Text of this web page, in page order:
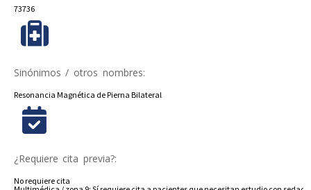
73736
Sinónimos / otros nombres:
Resonancia Magnética de Pierna Bilateral
¿Requiere cita previa?:
No requiere cita